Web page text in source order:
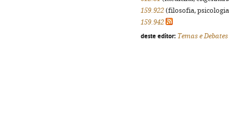
159.922 (filosofia,
159.942
deste editor: Temas e Debates